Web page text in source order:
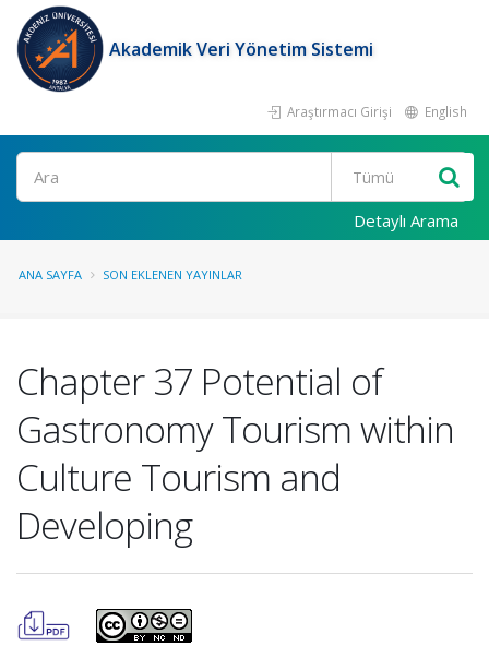
Akademik Veri Yönetim Sistemi
Araştırmacı Girişi English
Ara
Detaylı Arama
ANA SAYFA SON EKLENEN YAYINLAR
Chapter 37 Potential of
Gastronomy Tourism within
Culture Tourism and
Developing